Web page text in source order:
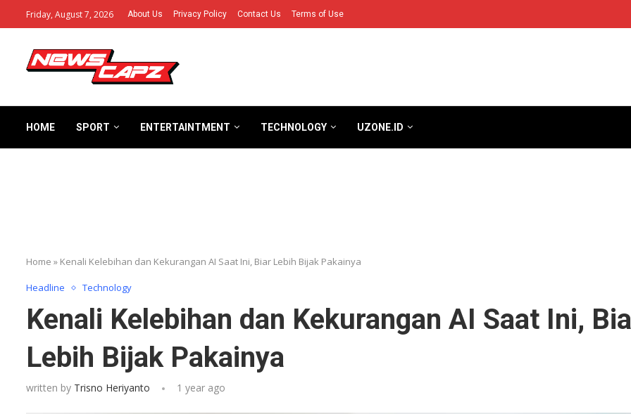
Friday, August 7, 2026 About Us Privacy Policy Contact Us Terms of Use
HOME SPORT ENTERTAINTMENT TECHNOLOGY UZONE.ID
Home » Kenali Kelebihan dan Kekurangan AI Saat Ini, Biar Lebih Bijak Pakainya
Headline Technology
Kenali Kelebihan dan Kekurangan AI Saat Ini,
Lebih Bijak Pakainya
written by Trisno Heriyanto 1 year ago